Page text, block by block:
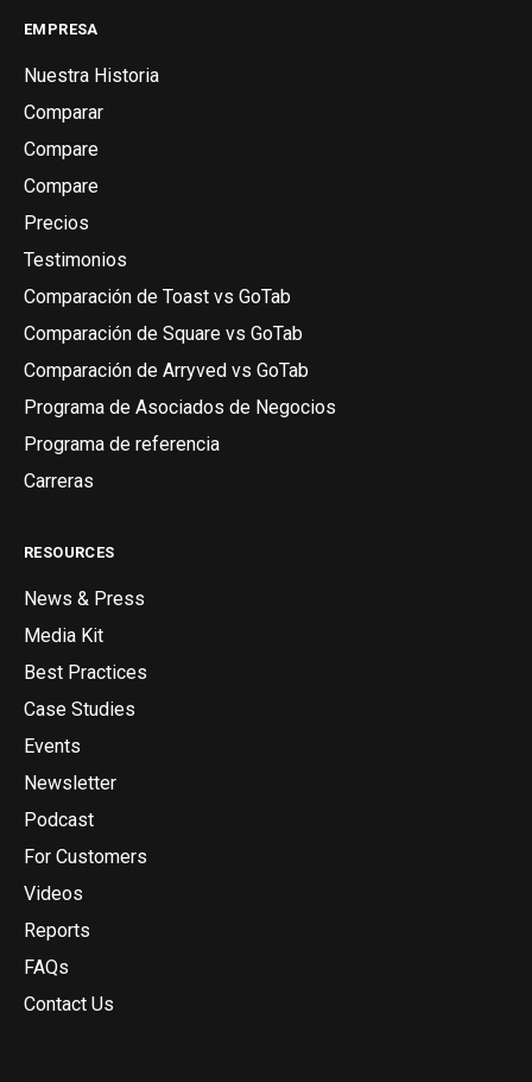
EMPRESA
Nuestra Historia
Comparar
Compare
Compare
Precios
Testimonios
Comparación de Toast vs GoTab
Comparación de Square vs GoTab
Comparación de Arryved vs GoTab
Programa de Asociados de Negocios
Programa de referencia
Carreras
RESOURCES
News & Press
Media Kit
Best Practices
Case Studies
Events
Newsletter
Podcast
For Customers
Videos
Reports
FAQs
Contact Us